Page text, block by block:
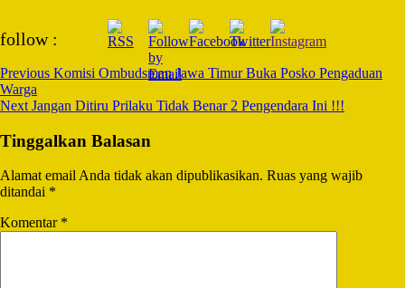
follow :
Navigation
Previous Komisi Ombudsman Jawa Timur Buka Posko Pengaduan
Warga
Next Jangan Ditiru Prilaku Tidak Benar 2 Pengendara Ini !!!
Tinggalkan Balasan
Alamat email Anda tidak akan dipublikasikan. Ruas yang wajib
ditandai *
Komentar *